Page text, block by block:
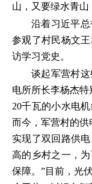
山，又要绿水青山
沿着习近平
参观了村民杨文
访学习党史。
谈起军营村
电所所长李杨杰特
20千瓦的小水电
而今，军营村的供
实现了双回路供
高的乡村之一，
保障。”目前，光